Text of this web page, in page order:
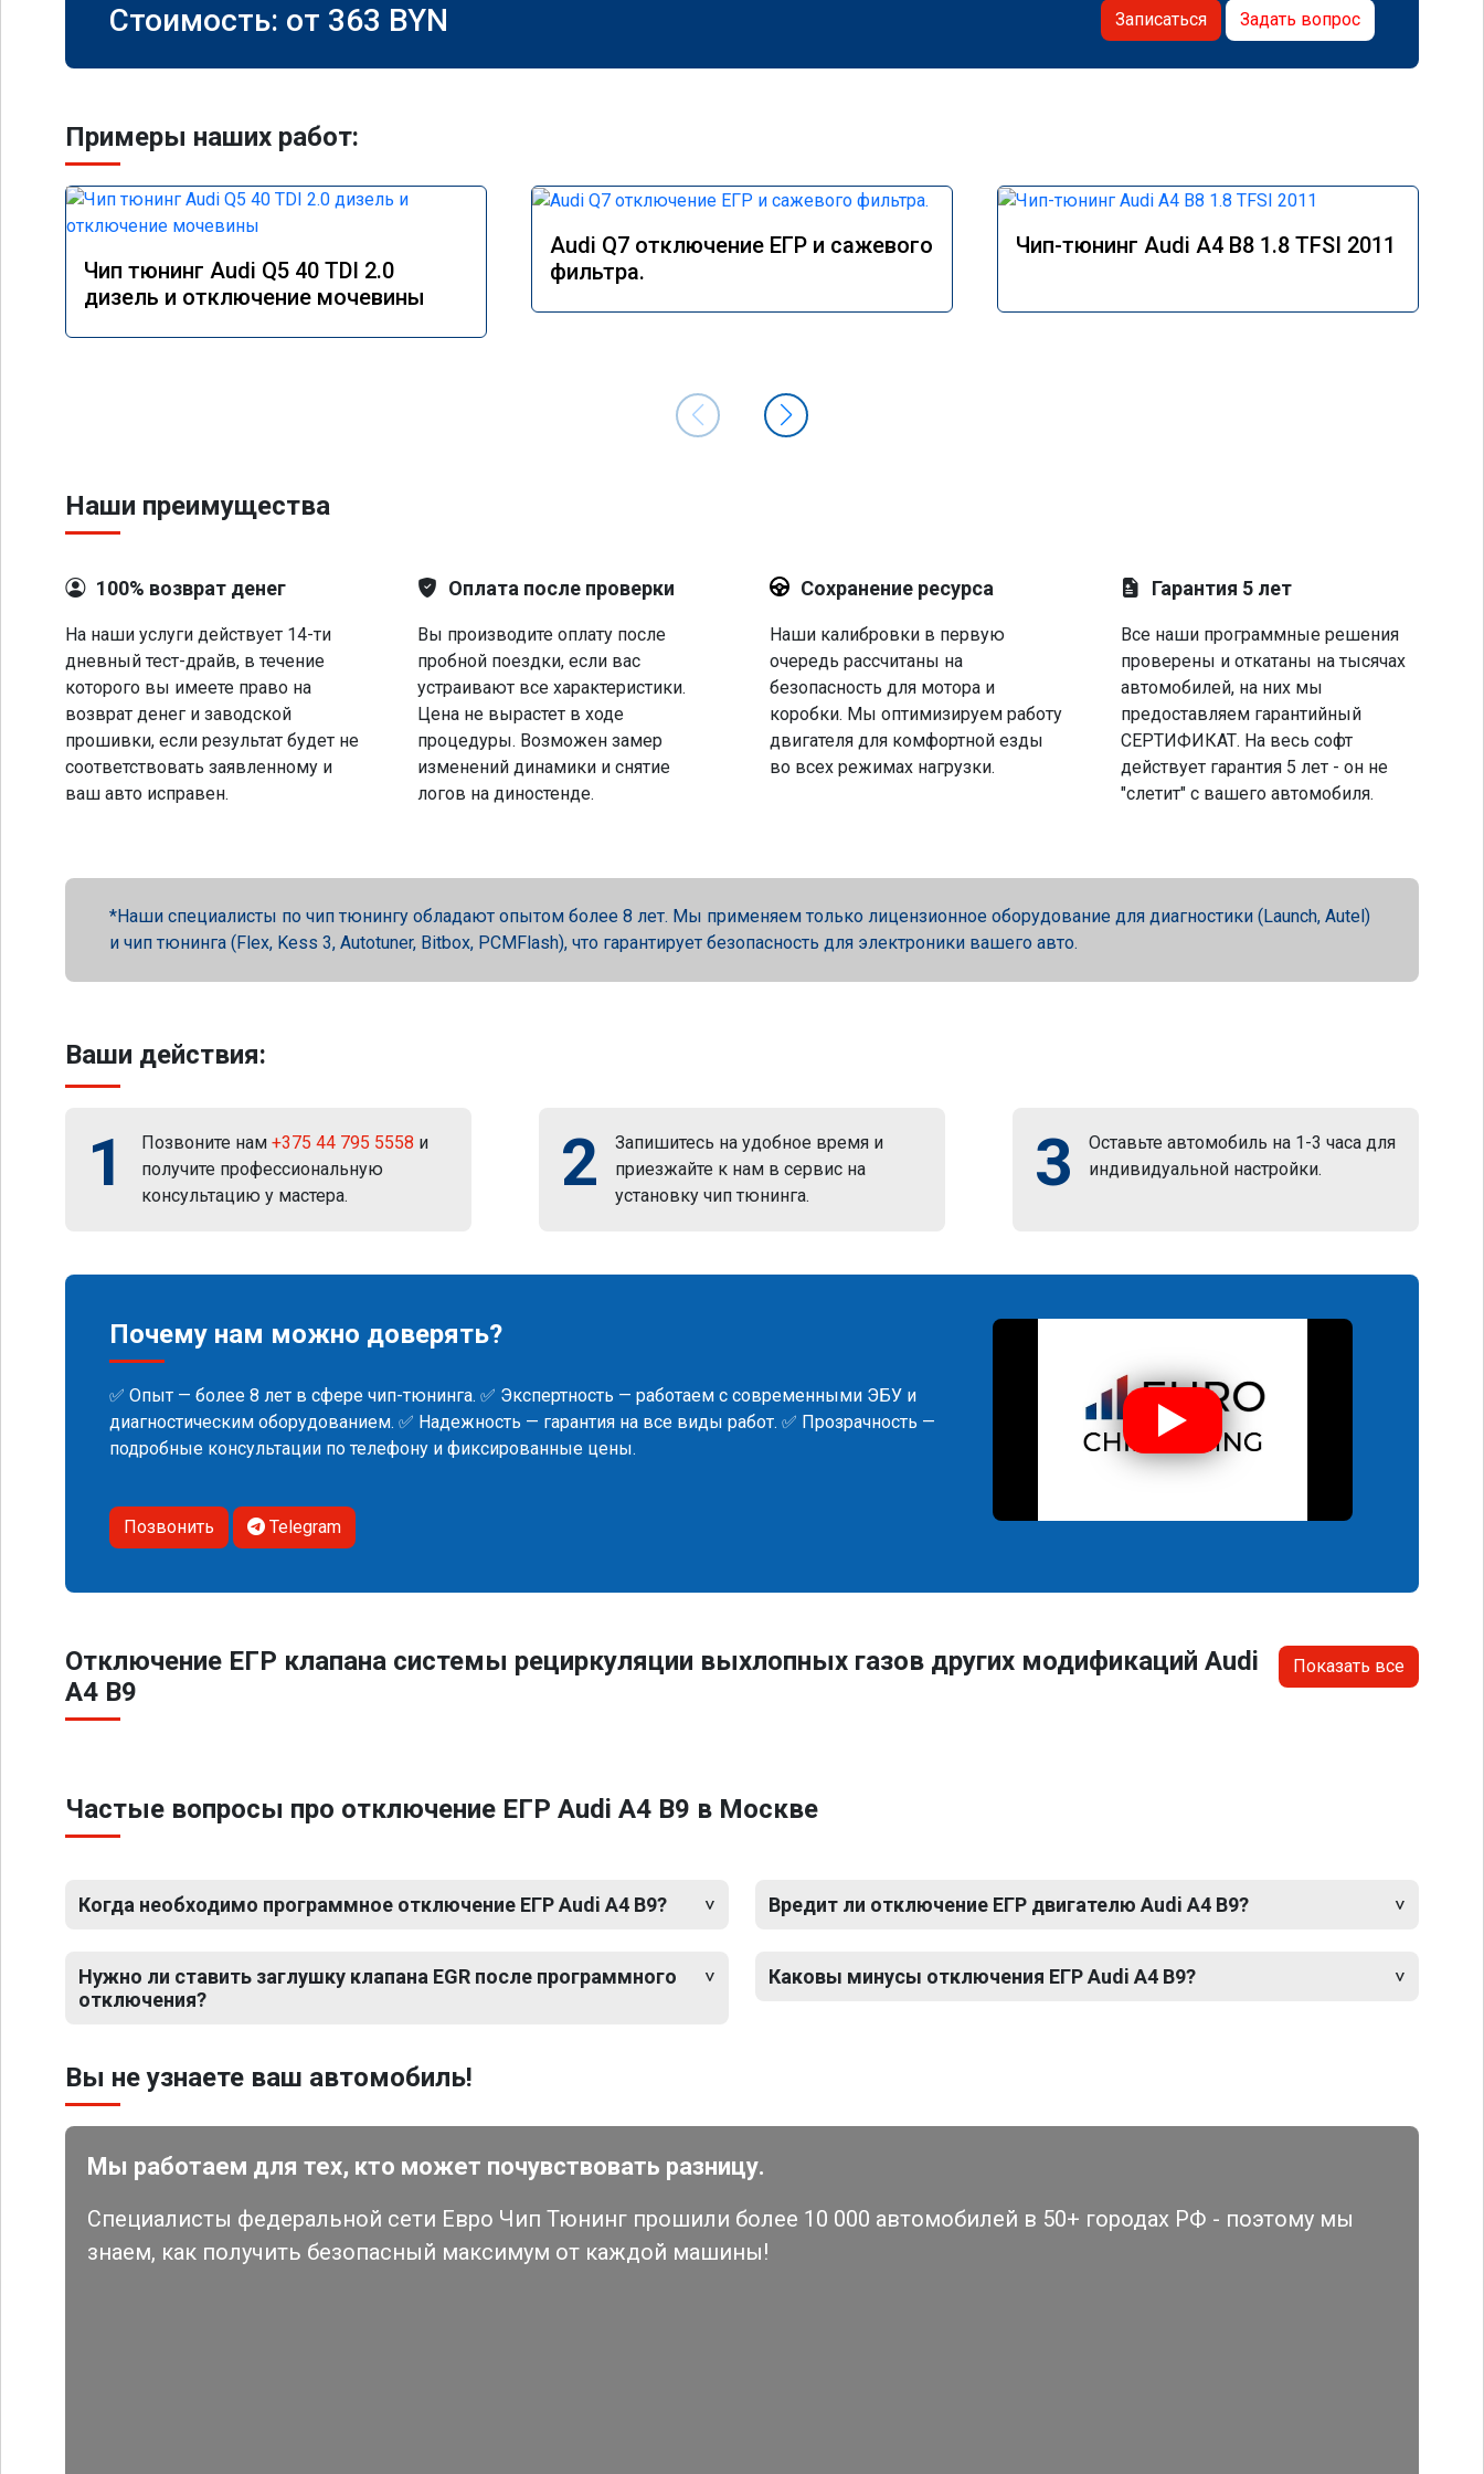
Стоимость: от 363 BYN Записаться Задать вопрос
Примеры наших работ:
Чип тюнинг Audi Q5 40 TDI 2.0
дизель и отключение мочевины
Audi Q7 отключение ЕГР и сажевого
фильтра.
Чип-тюнинг Audi A4 B8 1.8 TFSI 2011
Наши преимущества
100% возврат денег
На наши услуги действует 14-ти
дневный тест-драйв, в течение
которого вы имеете право на
возврат денег и заводской
прошивки, если результат будет не
соответствовать заявленному и
ваш авто исправен.
Оплата после проверки
Вы производите оплату после
пробной поездки, если вас
устраивают все характеристики.
Цена не вырастет в ходе
процедуры. Возможен замер
изменений динамики и снятие
логов на диностенде.
Сохранение ресурса
Наши калибровки в первую
очередь рассчитаны на
безопасность для мотора и
коробки. Мы оптимизируем работу
двигателя для комфортной езды
во всех режимах нагрузки.
Гарантия 5 лет
Все наши программные решения
проверены и откатаны на тысячах
автомобилей, на них мы
предоставляем гарантийный
СЕРТИФИКАТ. На весь софт
действует гарантия 5 лет - он не
"слетит" с вашего автомобиля.
Наши специалисты по чип тюнингу обладают опытом более 8 лет. Мы применяем только лицензионное оборудование для диагностики (Launch, Autel)
и чип тюнинга (Flex, Kess 3, Autotuner, Bitbox, PCMFlash), что гарантирует безопасность для электроники вашего авто.
Ваши действия:
1 Позвоните нам +375 44 795 5558 и
получите профессиональную
консультацию у мастера.
2
Запишитесь на удобное время и
приезжайте к нам в сервис на
установку чип тюнинга.
3
Оставьте автомобиль на 1-3 часа для
индивидуальной настройки.
Почему нам можно доверять?
✅ Опыт — более 8 лет в сфере чип-тюнинга. ✅ Экспертность — работаем с современными ЭБУ и
диагностическим оборудованием. ✅ Надежность — гарантия на все виды работ. ✅ Прозрачность —
подробные консультации по телефону и фиксированные цены.
Позвонить Telegram
Отключение ЕГР клапана системы рециркуляции выхлопных газов других модификаций Audi
A4 B9
Показать все
Частые вопросы про отключение ЕГР Audi A4 B9 в Москве
Когда необходимо программное отключение ЕГР Audi A4 B9?
Нужно ли ставить заглушку клапана EGR после программного
отключения?
Вредит ли отключение ЕГР двигателю Audi A4 B9?
Каковы минусы отключения ЕГР Audi A4 B9?
Вы не узнаете ваш автомобиль!
Мы работаем для тех, кто может почувствовать разницу.
Специалисты федеральной сети Евро Чип Тюнинг прошили более 10 000 автомобилей в 50+ городах РФ - поэтому мы
знаем, как получить безопасный максимум от каждой машины!